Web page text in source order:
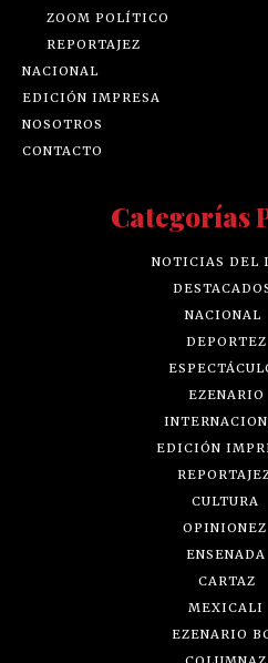
ZOOM POLÍTICO
REPORTAJEZ
NACIONAL
EDICIÓN IMPRESA
NOSOTROS
CONTACTO
Categorías
NOTICIAS DEL
NACIONAL
DEPORTEZ
EZENARIO
EDICIÓN
CULTURA
OPINIONEZ
ENSENADA
CARTAZ
MEXICALI
EZENARIO